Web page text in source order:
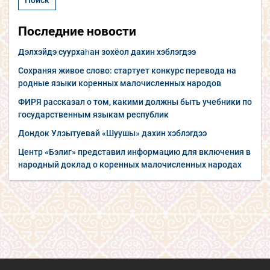
Последние новости
Дэлхэйдэ суурхаһан зохёол дахин хэблэгдээ
Сохраняя живое слово: стартует конкурс перевода на
родные языки коренных малочисленных народов
ФИРЯ рассказал о том, какими должны быть учебники по
государственным языкам республик
Дондок Улзытуевай «Шуушы» дахин хэблэгдээ
Центр «Бэлиг» представил информацию для включения в
народный доклад о коренных малочисленных народах